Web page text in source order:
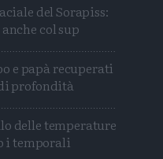
del Sorapiss:
col sup
e papà recuperati
profondità
delle temperature
i temporali